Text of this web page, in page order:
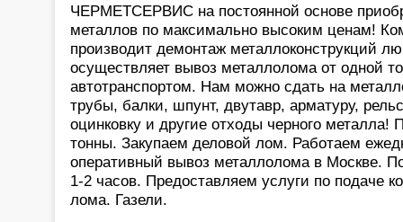
ЧЕРМЕТСЕРВИС на постоянной основе
металлов по максимально высоким ценам!
производит демонтаж металлоконструкций
осуществляет вывоз металлолома от одной
автотранспортом. Нам можно сдать на
трубы, балки, шпунт, двутавр, арматуру,
оцинковку и другие отходы черного металла!
тонны. Закупаем деловой лом. Работаем
оперативный вывоз металлолома в Москве.
1-2 часов. Предоставляем услуги по подаче
лома. Газели.